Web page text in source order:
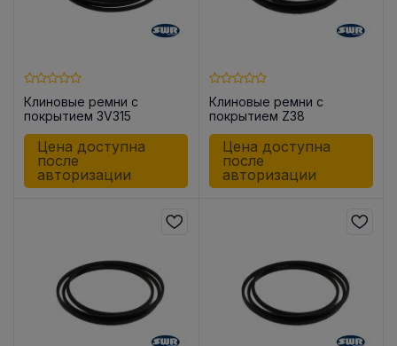
Клиновые ремни с
покрытием 3V315
Цена доступна
после
авторизации
Клиновые ремни с
покрытием Z38
Цена доступна
после
авторизации